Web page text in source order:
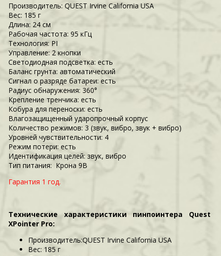
Производитель: QUEST Irvine California USA
Вес: 185 г
Длина: 24 см
Рабочая частота: 95 кГц
Технология: PI
Управление: 2 кнопки
Светодиодная подсветка: есть
Баланс грунта: автоматический
Сигнал о разряде батареи: есть
Радиус обнаружения: 360°
Крепление тренчика: есть
Кобура для переноски: есть
Влагозащищенный ударопрочный корпус
Количество режимов: 3 (звук, вибро, звук + вибро)
Уровней чувствительности: 4
Режим потери: есть
Идентификация целей: звук, вибро
Тип питания: Крона 9В
Гарантия 1 год.
Технические характеристики пинпоинтера Quest
XPointer Pro:
Производитель:QUEST Irvine California USA
Вес: 185 г